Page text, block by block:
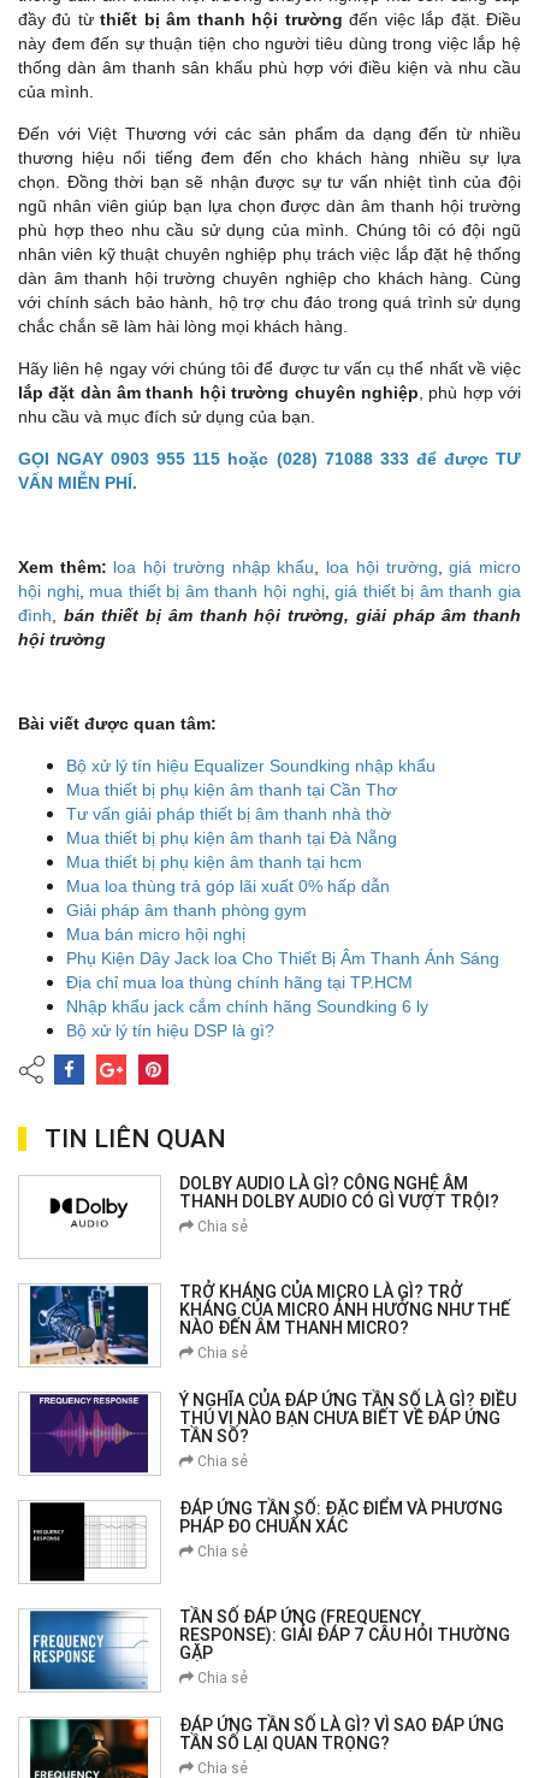
đầy đủ từthiết bị âm thanh hội trường đến việc lắp đặt. Điều
này đem đến sự thuận tiện cho người tiêu dùng trong việc lắp hệ
thống dàn âm thanh sân khấu phù hợp với điều kiện và nhu cầu
của mình.
Đến với Việt Thương với các sản phẩm da dạng đến từ nhiều
thương hiệu nổi tiếng đem đến cho khách hàng nhiều sự lựa
chọn. Đồng thời bạn sẽ nhận được sự tư vấn nhiệt tình của đội
ngũ nhân viên giúp bạn lựa chọn được dàn âm thanh hội trường
phù hợp theo nhu cầu sử dụng của mình. Chúng tôi có đội ngũ
nhân viên kỹ thuật chuyên nghiệp phụ trách việc lắp đặt hệ thống
dàn âm thanh hội trường chuyên nghiệp cho khách hàng. Cùng
với chính sách bảo hành, hộ trợ chu đáo trong quá trình sử dụng
chắc chắn sẽ làm hài lòng mọi khách hàng.
Hãy liên hệ ngay với chúng tôi để được tư vấn cụ thể nhất về việc
lắp đặt dàn âm thanh hội trường chuyên nghiệp , phù hợp với
nhu cầu và mục đích sử dụng của bạn.
GỌI NGAY 0903 955 115 hoặc (028) 71088 333 để được TƯ
VẤN MIỄN PHÍ.
Xem thêm: loa hội trường nhập khẩu loa hội trường ,giá micro
hội nghị, mua thiết bị âm thanh hội nghị,giá thiết bị âm thanh gia
đình
bán thiết bị âm thanh hội trường, giải pháp âm thanh
hội trường
Bài viết được quan tâm:
Bộ xử lý tín hiệu Equalizer Soundking nhập khẩu
Mua thiết bị phụ kiện âm thanh tại Cần Thơ
Tư vấn giải pháp thiết bị âm thanh nhà thờ
Mua thiết bị phụ kiện âm thanh tại Đà Nẵng
Mua thiết bị phụ kiện âm thanh tại hcm
Mua loa thùng trả góp lãi xuất 0% hấp dẫn
Giải pháp âm thanh phòng gym
Mua bán micro hội nghị
Phụ Kiện Dây Jack loa Cho Thiết Bị Âm Thanh Ánh Sáng
Địa chỉ mua loa thùng chính hãng tại TP.HCM
Nhập khẩu jack cắm chính hãng Soundking 6 ly
Bộ xử lý tín hiệu DSP là gì?
TIN LIÊN QUAN
DOLBY AUDIO LÀ GÌ? CÔNG NGHỆ ÂM
THANH DOLBY AUDIO CÓ GÌ VƯỢT TRỘI?
Chia sẻ
TRỞ KHÁNG CỦA MICRO LÀ GÌ? TRỞ
KHÁNG CỦA MICRO ẢNH HƯỞNG NHƯ THẾ
NÀO ĐẾN ÂM THANH MICRO?
Chia sẻ
Ý NGHĨA CỦA ĐÁP ỨNG TẦN SỐ LÀ GÌ? ĐIỀU
THÚ VỊ NÀO BẠN CHƯA BIẾT VỀ ĐÁP ỨNG
TẦN SỐ?
Chia sẻ
ĐÁP ỨNG TẦN SỐ: ĐẶC ĐIỂM VÀ PHƯƠNG
PHÁP ĐO CHUẨN XÁC
Chia sẻ
TẦN SỐ ĐÁP ỨNG (FREQUENCY
RESPONSE): GIẢI ĐÁP 7 CÂU HỎI THƯỜNG
GẶP
Chia sẻ
ĐÁP ỨNG TẦN SỐ LÀ GÌ? VÌ SAO ĐÁP ỨNG
TẦN SỐ LẠI QUAN TRỌNG?
Chia sẻ